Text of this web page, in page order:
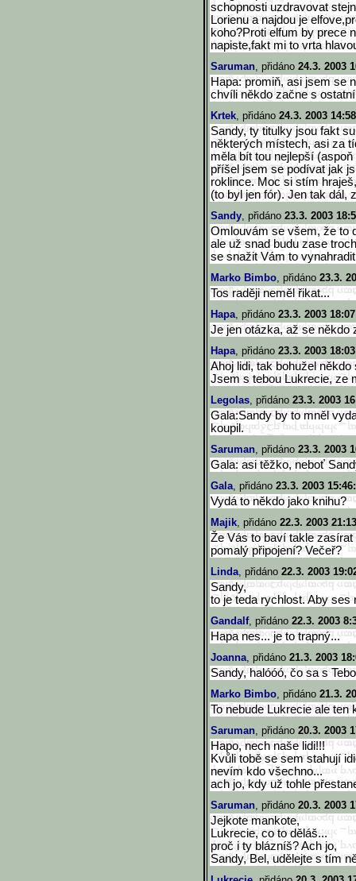
schopnosti uzdravovat
Lorienu a najdou je
koho?Proti elfum by prece
napiste,fakt mi to vrta
Saruman, přidáno 24.3. 2003
Hapa: promiň, asi jsem se
chvíli někdo začne s
Krtek, přidáno 24.3. 2003
Sandy, ty titulky jsou fakt
některých místech, asi za
měla bít tou nejlepší
příšel jsem se podívat jak
roklince. Moc si stím
(to byl jen fór). Jen tak dál,
Sandy, přidáno 23.3. 2003
Omlouvám se všem, že to
ale už snad budu zase
se snažit Vám to
Marko Bimbo, přidáno 23.3.
Tos raději neměl řikat...
Hapa, přidáno 23.3. 2003
Je jen otázka, až se někdo
Hapa, přidáno 23.3. 2003
Ahoj lidi, tak bohužel
Jsem s tebou Lukrecie, ze
Legolas, přidáno 23.3. 2003
Gala:Sandy by to mněl
koupil.
Saruman, přidáno 23.3. 2003
Gala: asi těžko, neboť
Gala, přidáno 23.3. 2003
Vydá to někdo jako knihu?
Majik, přidáno 22.3. 2003
Že Vás to baví takle
pomalý připojení? Večeř?
Linda, přidáno 22.3. 2003
Sandy,
to je teda rychlost. Aby ses
Gandalf, přidáno 22.3. 2003
Hapa nes... je to trapný...
Joanna, přidáno 21.3. 2003
Sandy, halóóó, čo sa s
Marko Bimbo, přidáno 21.3.
To nebude Lukrecie ale ten
Saruman, přidáno 20.3. 2003
Hapo, nech naše lidi!!!
Kvůli tobě se sem stahují
nevím kdo všechno...
ach jo, kdy už tohle
Saruman, přidáno 20.3. 2003
Jejkote mankote,
Lukrecie, co to děláš...
proč i ty blázníš? Ach jo,
Sandy, Bel, udělejte s tím